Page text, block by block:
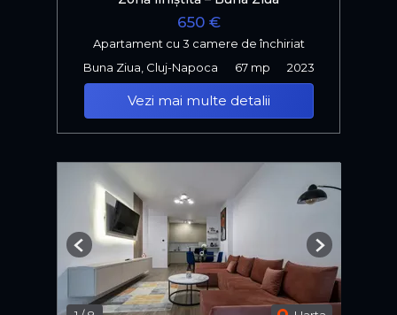
650 €
Apartament cu 3 camere de închiriat
Buna Ziua, Cluj-Napoca
67 mp 2023
Vezi mai multe detalii
Previous Next